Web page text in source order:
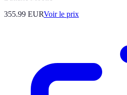
355.99 EURVoir le prix